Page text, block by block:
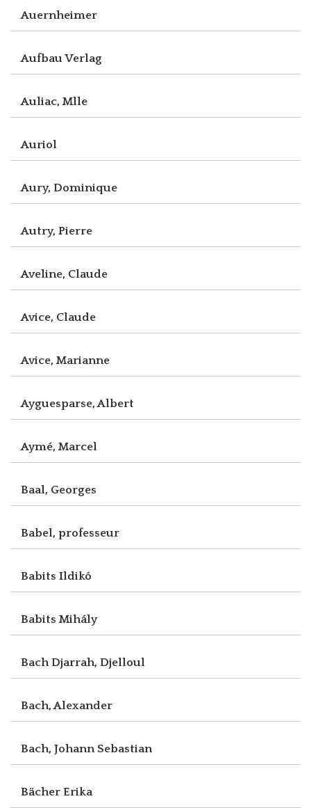
Auernheimer
Aufbau Verlag
Auliac, Mlle
Auriol
Aury, Dominique
Autry, Pierre
Aveline, Claude
Avice, Claude
Avice, Marianne
Ayguesparse, Albert
Aymé, Marcel
Baal, Georges
Babel, professeur
Babits Ildikó
Babits Mihály
Bach Djarrah, Djelloul
Bach, Alexander
Bach, Johann Sebastian
Bächer Erika